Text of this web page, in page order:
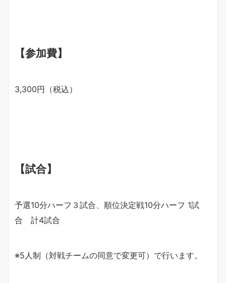
【参加費】
3,300円（税込）
【試合】
予選10分ハーフ３試合、順位決定戦10分ハーフ 1試
合 計4試合
※5⼈制（対戦チームの同意で変更可）で⾏います。